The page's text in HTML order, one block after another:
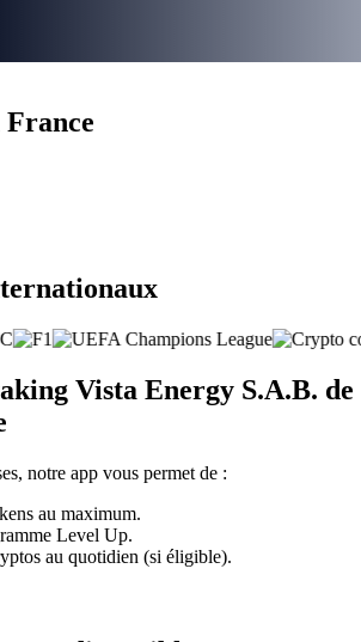
Vista Energy S.A.B. de
notre app vous permet de :
au maximum.
Level Up.
au quotidien (si éligible).